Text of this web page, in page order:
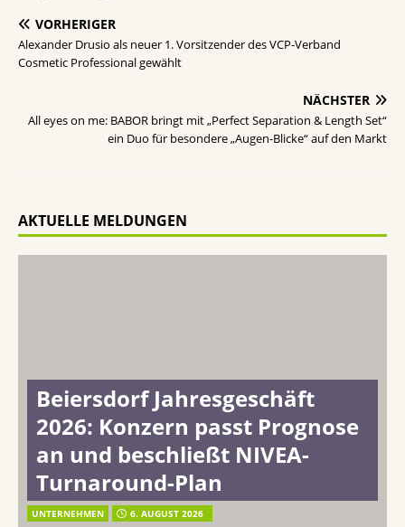
VORHERIGER
Alexander Drusio als neuer 1. Vorsitzender des VCP-Verband
Cosmetic Professional gewählt
NÄCHSTER
All eyes on me: BABOR bringt mit „Perfect Separation & Length Set“
ein Duo für besondere „Augen-Blicke“ auf den Markt
AKTUELLE MELDUNGEN
Beiersdorf Jahresgeschäft
2026: Konzern passt Prognose
an und beschließt NIVEA-
Turnaround-Plan
UNTERNEHMEN 6. AUGUST 2026